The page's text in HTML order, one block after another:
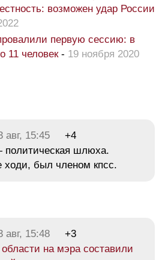
возможен удар России
первую сессию: в
11 человек- 19 ноября 2020
авг, 15:45
+4
политическая шлюха.
ходи, был членом кпсс.
авг, 15:48
+3
на мэра составили